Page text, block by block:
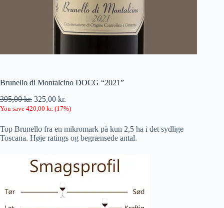
Brunello di Montalcino DOCG “2021”
395,00kr. 325,00 kr.
You save 420,00 kr. (17%)
Top Brunello fra en mikromark på kun 2,5 ha i det sydlige
Toscana. Høje ratings og begrænsede antal.